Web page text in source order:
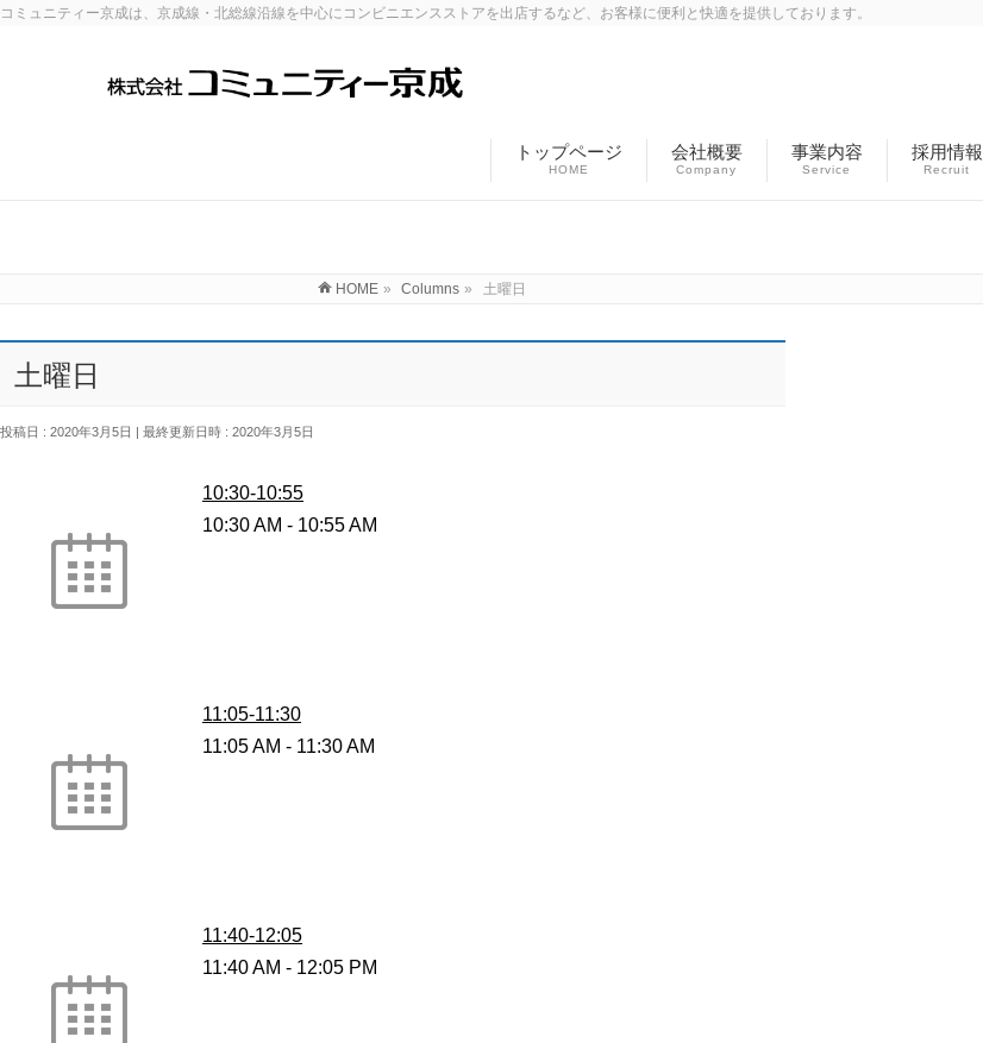
コミュニティー京成は、京成線・北総線沿線を中心にコンビニエンスストアを出店するなど、お客様に便利と快適を提供しております。
トップページ
HOME
会社概要
Company
事業内容
Service
採用情報
Recruit
HOME » Columns » 土曜日
土曜日
投稿日 : 2020年3月5日 最終更新日時 : 2020年3月5日
10:30-10:55
10:30 AM - 10:55 AM
11:05-11:30
11:05 AM - 11:30 AM
11:40-12:05
11:40 AM - 12:05 PM